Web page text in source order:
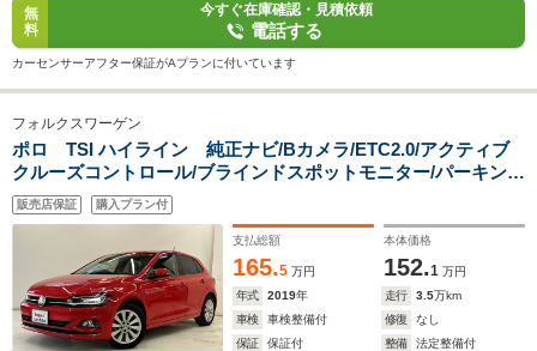
無
料
今すぐ在庫確認・見積依頼
電話する
カーセンサーアフター保証がAプランに付いています
フォルクスワーゲン
ポロ TSI ハイライン 純正ナビ/Bカメラ/ETC2.0/アクティブ
クルーズコントロール/ブラインドスポットモニター/パーキング
アシスト/デジタルメーター/パドルシフト/前後障害物センサー/
ワイヤレス充電/スマートキー/キーレス
販売店保証 購入プラン付
支払総額
165.5 万円
本体価格
152.1 万円
年式
2019年 走行 3.5万km
車検
車検整備付 修復
なし
保証
保証付 整備
法定整備付